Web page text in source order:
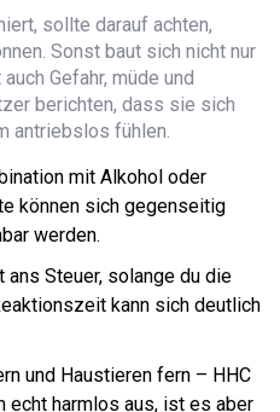
sollte darauf achten,
Sonst baut sich nicht nur
Gefahr, müde und
berichten, dass sie sich
antriebslos fühlen.
mit Alkohol oder
können sich gegenseitig
werden.
Steuer, solange du die
kann sich deutlich
und Haustieren fern – HHC
echt harmlos aus, ist es aber